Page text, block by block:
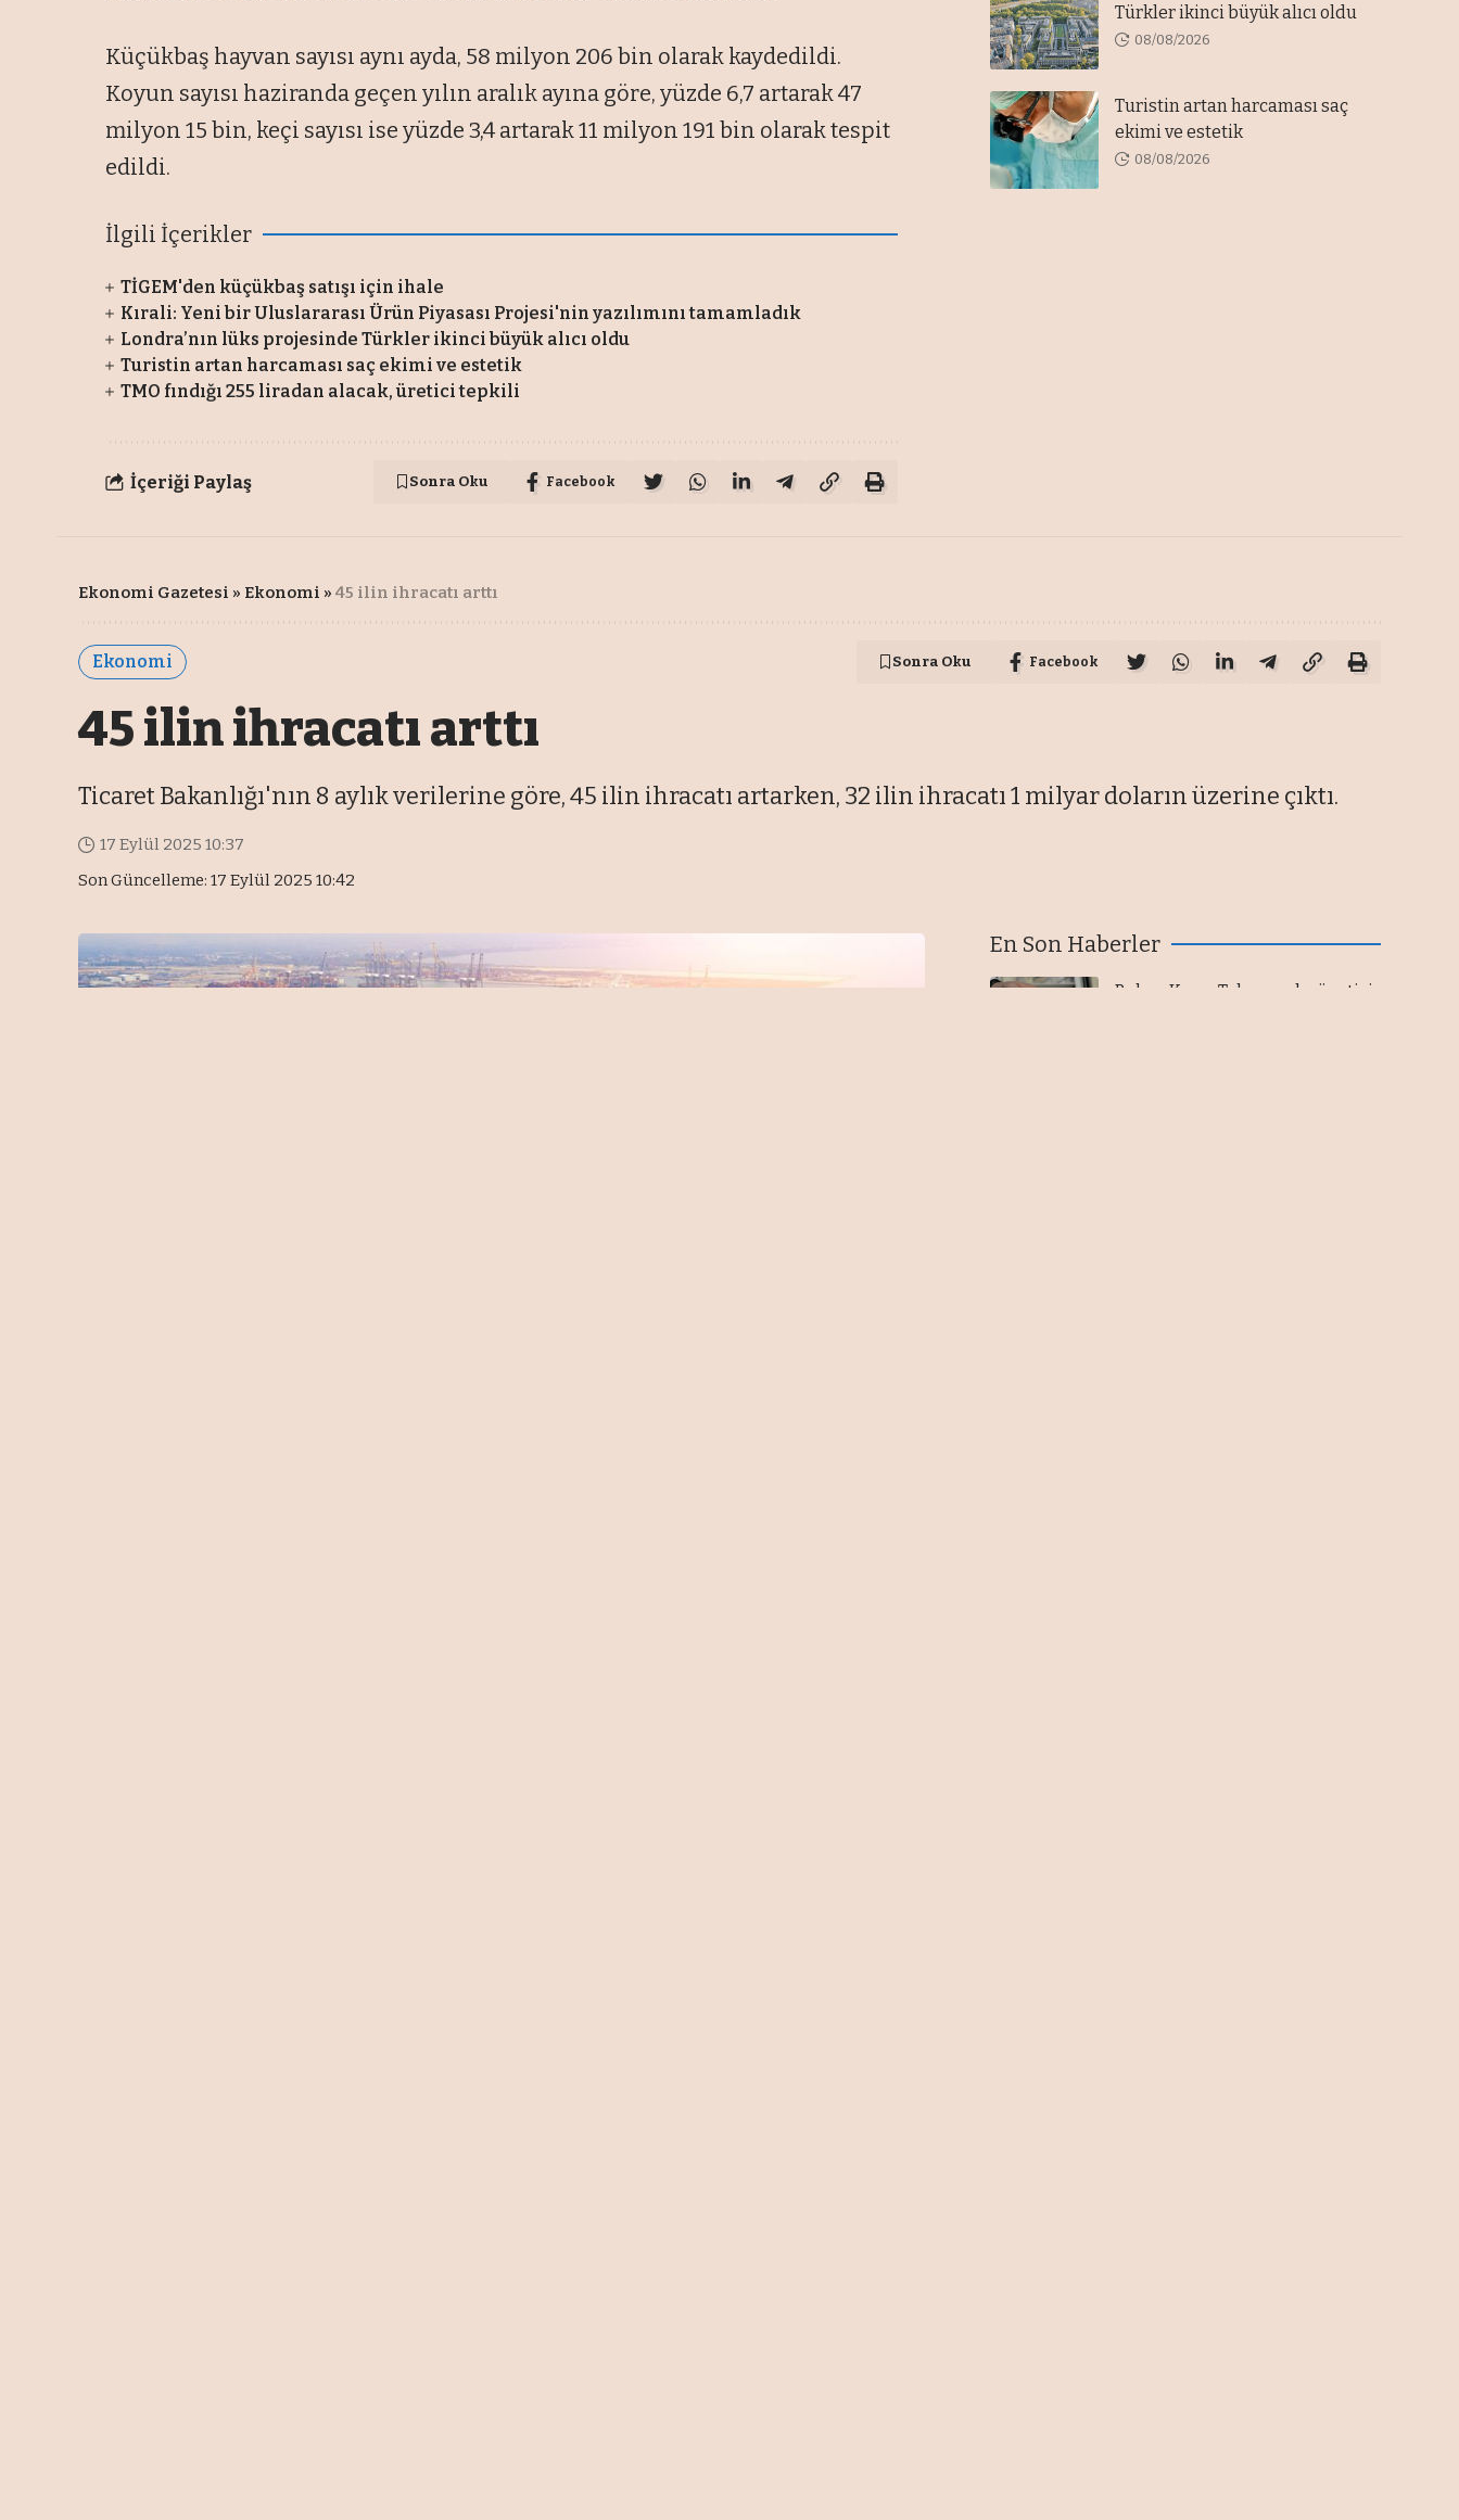
Küçükbaş hayvan sayısı aynı ayda, 58 milyon 206 bin olarak kaydedildi.
Koyun sayısı haziranda geçen yılın aralık ayına göre, yüzde 6,7 artarak 47
milyon 15 bin, keçi sayısı ise yüzde 3,4 artarak 11 milyon 191 bin olarak tespit
edildi.
İlgili İçerikler
TİGEM'den küçükbaş satışı için ihale
Kırali: Yeni bir Uluslararası Ürün Piyasası Projesi'nin yazılımını tamamladık
Londra’nın lüks projesinde Türkler ikinci büyük alıcı oldu
Turistin artan harcaması saç ekimi ve estetik
TMO fındığı 255 liradan alacak, üretici tepkili
İçeriği Paylaş Sonra Oku Facebook
Türkler ikinci büyük alıcı oldu
08/08/2026
Turistin artan harcaması saç
ekimi ve estetik
08/08/2026
Ekonomi Gazetesi » Ekonomi » 45 ilin ihracatı arttı
Ekonomi Sonra Oku Facebook
45 ilin ihracatı arttı
Ticaret Bakanlığı'nın 8 aylık verilerine göre, 45 ilin ihracatı artarken, 32 ilin ihracatı 1 milyar doların üzerine çıktı.
Son Güncelleme: 17 Eylül 2025 10:42
17 Eylül 2025 10:37
En Son Haberler
Bakan Kacır: Teknopark yönetici